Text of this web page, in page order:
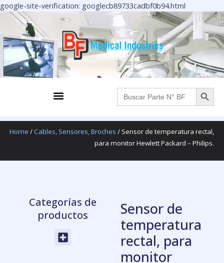
google-site-verification: googlecb89733cadbf0b94.html
al
contenido
Menu Buscar: BOTÓN DE
Home /Cables, Sensores, Broches / Sensor de temperatura rectal,
para monitor Hewlett Packard – Philips.
Categorías de
productos
Menu
Sensor de
temperatura
rectal, para
monitor